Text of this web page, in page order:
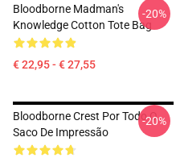
Bloodborne Madman's
Knowledge Cotton Tote Bag
€ 22,95 - € 27,55
-20%
Bloodborne Crest Por Todo O
Saco De Impressão
-20%